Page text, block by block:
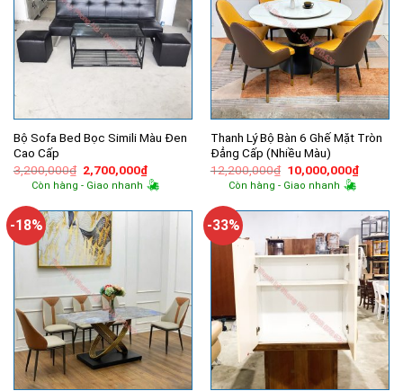
Bộ Sofa Bed Bọc Simili Màu Đen
Cao Cấp
3,200,000₫ Giá
gốc
là:
2,700,000₫Giá
hiện
tại
2,700,000₫.
Còn hàng - Giao nhanh
Thanh Lý Bộ Bàn 6 Ghế Mặt Tròn
Đẳng Cấp (Nhiều Màu)
12,200,000₫ Giá
gốc
là:
10,000,000₫Giá
hiện
Còn hàng - Giao nhanh
-18% -33%